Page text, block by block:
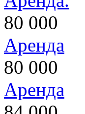
80 000
Аренда
80 000
Аренда